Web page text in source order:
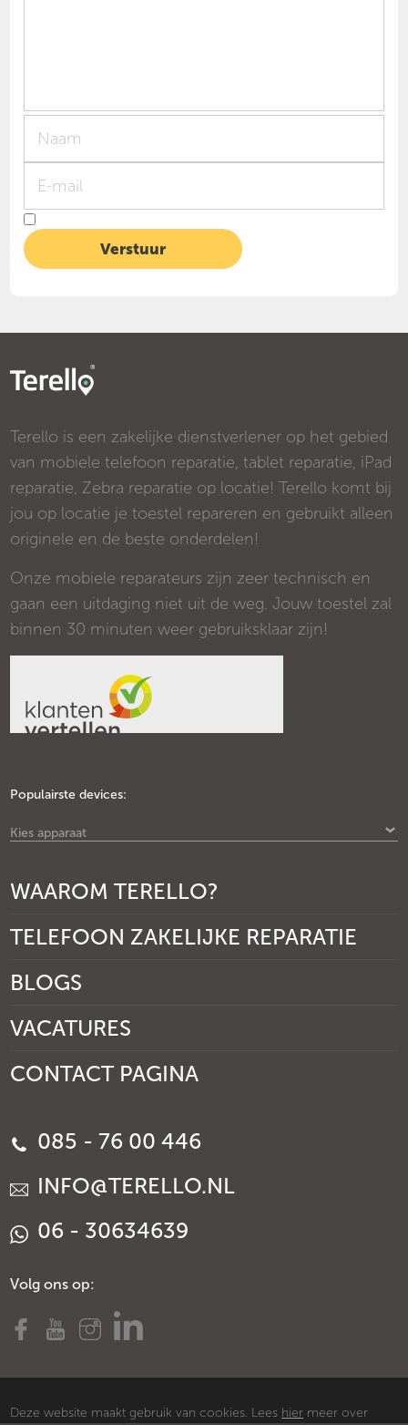
Terello is een zakelijke dienstverlener op het gebied
van mobiele telefoon reparatie, tablet reparatie, iPad
reparatie, Zebra reparatie op locatie! Terello komt bij
jou op locatie je toestel repareren en gebruikt alleen
originele en de beste onderdelen!
Onze mobiele reparateurs zijn zeer technisch en
gaan een uitdaging niet uit de weg. Jouw toestel zal
binnen 30 minuten weer gebruiksklaar zijn!
Populairste devices:
Kies apparaat
WAAROM TERELLO?
TELEFOON ZAKELIJKE REPARATIE
BLOGS
VACATURES
CONTACT PAGINA
085 - 76 00 446
INFO@TERELLO.NL
06 - 30634639
Volg ons op:
Deze website maakt gebruik van cookies. Lees hier meer over